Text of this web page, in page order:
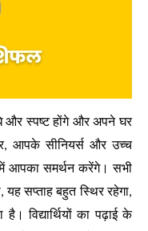
और स्पष्ट होंगे और अपने घर
आपके सीनियर्स और उच्च
में आपका समर्थन करेंगे। सभी
यह सप्ताह बहुत स्थिर रहेगा,
विद्यार्थियों का पढ़ाई के